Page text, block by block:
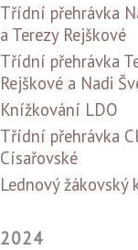
Třídní přehrávka
a Terezy Rejškové
Třídní přehrávka
Rejškové a Nadi
Knížkování LDO
Třídní přehrávka
Císařovské
Lednový žákovský
2024